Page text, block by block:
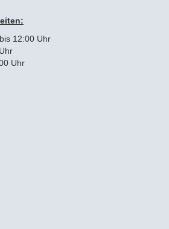
12:00 Uhr
Uhr